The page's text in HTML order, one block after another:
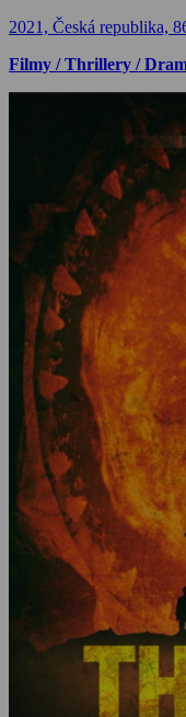
2021, Česká republika,
Filmy / Thrillery /